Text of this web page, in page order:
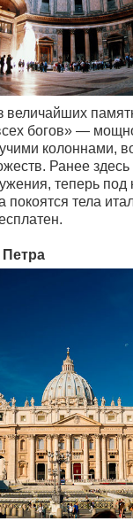
величайших
богов» —
колоннами,
Ранее
теперь
тела
Петра